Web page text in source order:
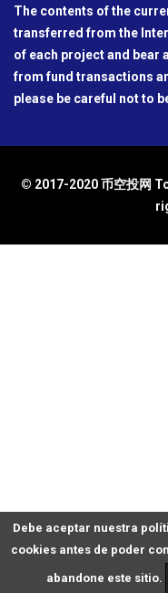
The contents of the
transferred from the
of each project and bear
from fund transactions
please be careful not to
© 2017-2020 币空投网
Debe aceptar nuestra
cookies antes de poder
abandone este sitio.